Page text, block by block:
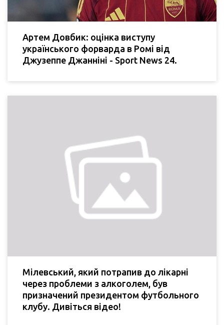
Артем Довбик: оцінка виступу
українського форварда в Ромі від
Джузеппе Джанніні - Sport News 24.
Мілевський, який потрапив до лікарні
через проблеми з алкоголем, був
призначений президентом футбольного
клубу. Дивіться відео!